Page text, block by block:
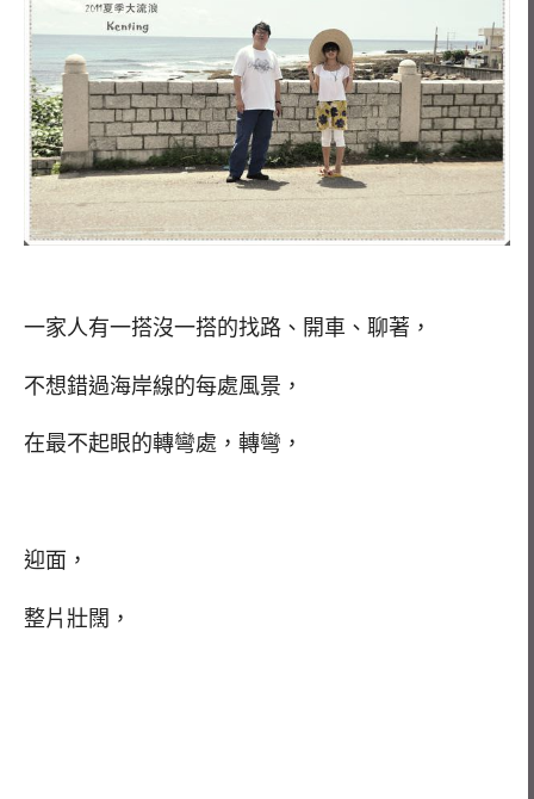
一家人有一搭沒一搭的找路、開車、聊著，
不想錯過海岸線的每處風景，
在最不起眼的轉彎處，轉彎，
迎面，
整片壯闊，